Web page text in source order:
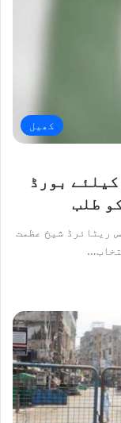
کھیل
بورڈ
ریٹائرڈ شیخ عظمت